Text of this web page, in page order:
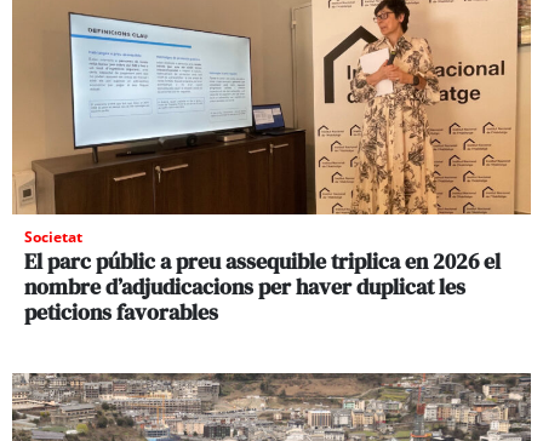
Societat
El parc públic a preu assequible triplica en 2026 el
nombre d’adjudicacions per haver duplicat les
peticions favorables